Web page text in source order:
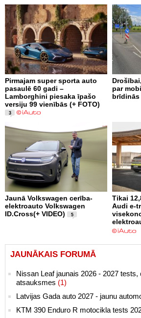
Pirmajam super sporta auto
pasaulē 60 gadi –
Lamborghini piesaka īpašo
versiju 99 vienībās (+ FOTO)
3
par
brīdinās
Jaunā Volkswagen cerība-
elektroauto Volkswagen
ID.Cross(+ VIDEO)
5
Tikai
Audi e-
JAUNĀKAIS FORUMĀ
Nissan Leaf jaunais 2026 - 2027 tests,
atsauksmes (1)
Latvijas Gada auto 2027 - jaunu
KTM 390 Enduro R motocikla tests